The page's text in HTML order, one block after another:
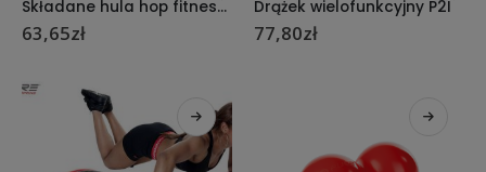
Składane hula hop fitness P2I 100 cm
63,65zł
Drążek wielofunkcyjny P2I
77,80zł